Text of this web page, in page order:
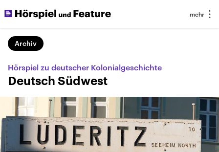
Archiv
Hörspiel zu deutscher Kolonialgeschichte
Deutsch Südwest